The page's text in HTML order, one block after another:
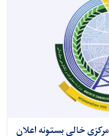
د کور او ښار جوړولو وزارت 7 مرکزي خالي بستونه اعلان